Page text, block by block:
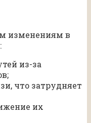
изменениям в
из-за
что затрудняет
их